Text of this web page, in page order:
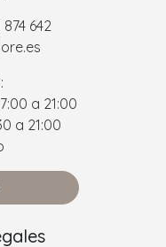
642
a 21:00
a 21:00